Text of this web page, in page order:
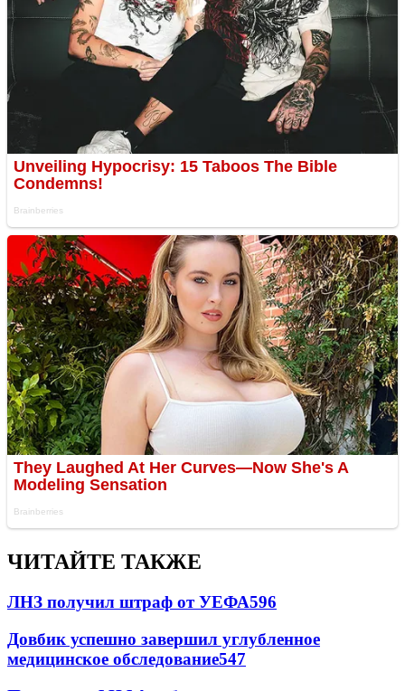
ЧИТАЙТЕ ТАКЖЕ
ЛНЗ получил штраф от УЕФА596
Довбик успешно завершил углубленное
медицинское обследование547